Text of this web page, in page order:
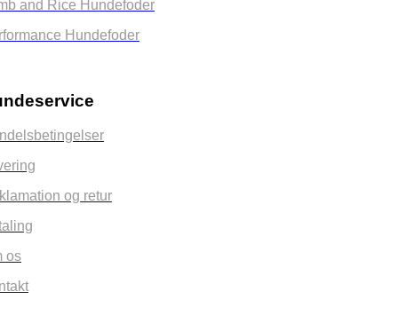
and Rice Hundefoder
Hundefoder
og retur
os